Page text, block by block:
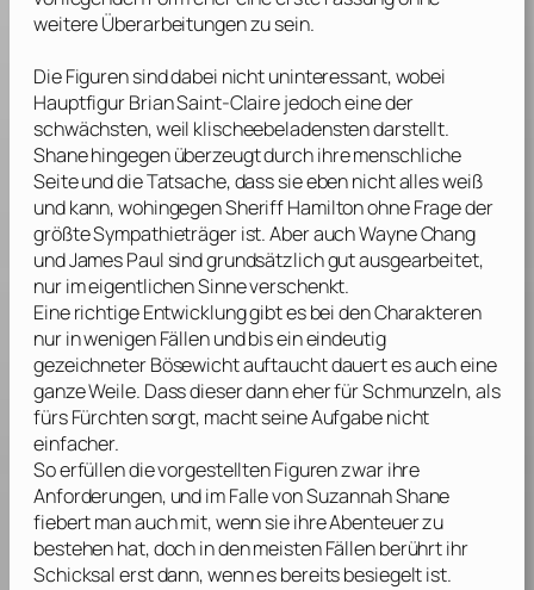
weitere Überarbeitungen zu sein.
Die Figuren sind dabei nicht uninteressant, wobei
Hauptfigur Brian Saint-Claire jedoch eine der
schwächsten, weil klischeebeladensten darstellt.
Shane hingegen überzeugt durch ihre menschliche
Seite und die Tatsache, dass sie eben nicht alles weiß
und kann, wohingegen Sheriff Hamilton ohne Frage der
größte Sympathieträger ist. Aber auch Wayne Chang
und James Paul sind grundsätzlich gut ausgearbeitet,
nur im eigentlichen Sinne verschenkt.
Eine richtige Entwicklung gibt es bei den Charakteren
nur in wenigen Fällen und bis ein eindeutig
gezeichneter Bösewicht auftaucht dauert es auch eine
ganze Weile. Dass dieser dann eher für Schmunzeln, als
fürs Fürchten sorgt, macht seine Aufgabe nicht
einfacher.
So erfüllen die vorgestellten Figuren zwar ihre
Anforderungen, und im Falle von Suzannah Shane
fiebert man auch mit, wenn sie ihre Abenteuer zu
bestehen hat, doch in den meisten Fällen berührt ihr
Schicksal erst dann, wenn es bereits besiegelt ist.